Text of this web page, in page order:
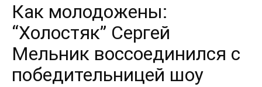
Как молодожены:
“Холостяк” Сергей
Мельник воссоединился с
победительницей шоу